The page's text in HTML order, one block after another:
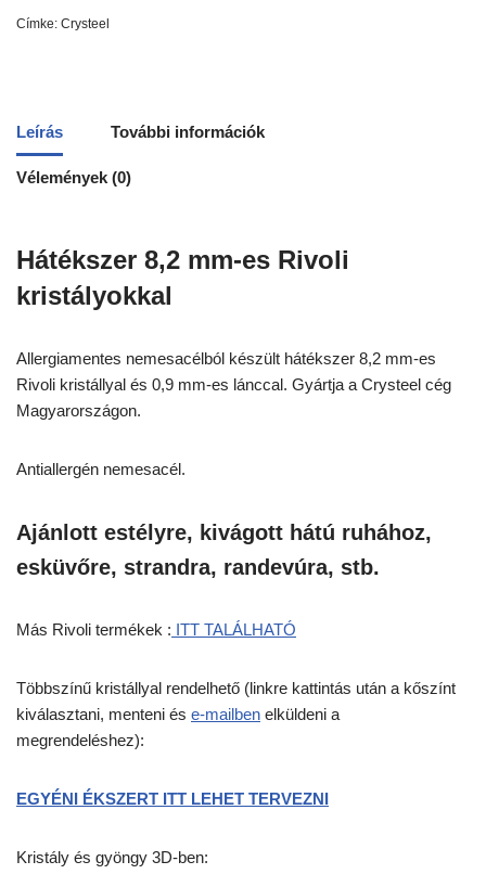
Címke: Crysteel
Leírás További információk
Vélemények (0)
Hátékszer 8,2 mm-es Rivoli
kristályokkal
Allergiamentes nemesacélból készült hátékszer 8,2 mm-es
Rivoli kristállyal és 0,9 mm-es lánccal. Gyártja a Crysteel cég
Magyarországon.
Antiallergén nemesacél.
Ajánlott estélyre, kivágott hátú ruhához,
esküvőre, strandra, randevúra, stb.
Más Rivoli termékek : ITT TALÁLHATÓ
Többszínű kristállyal rendelhető (linkre kattintás után a kőszínt
kiválasztani, menteni és e-mailben elküldeni a
megrendeléshez):
EGYÉNI ÉKSZERT ITT LEHET TERVEZNI
Kristály és gyöngy 3D-ben: